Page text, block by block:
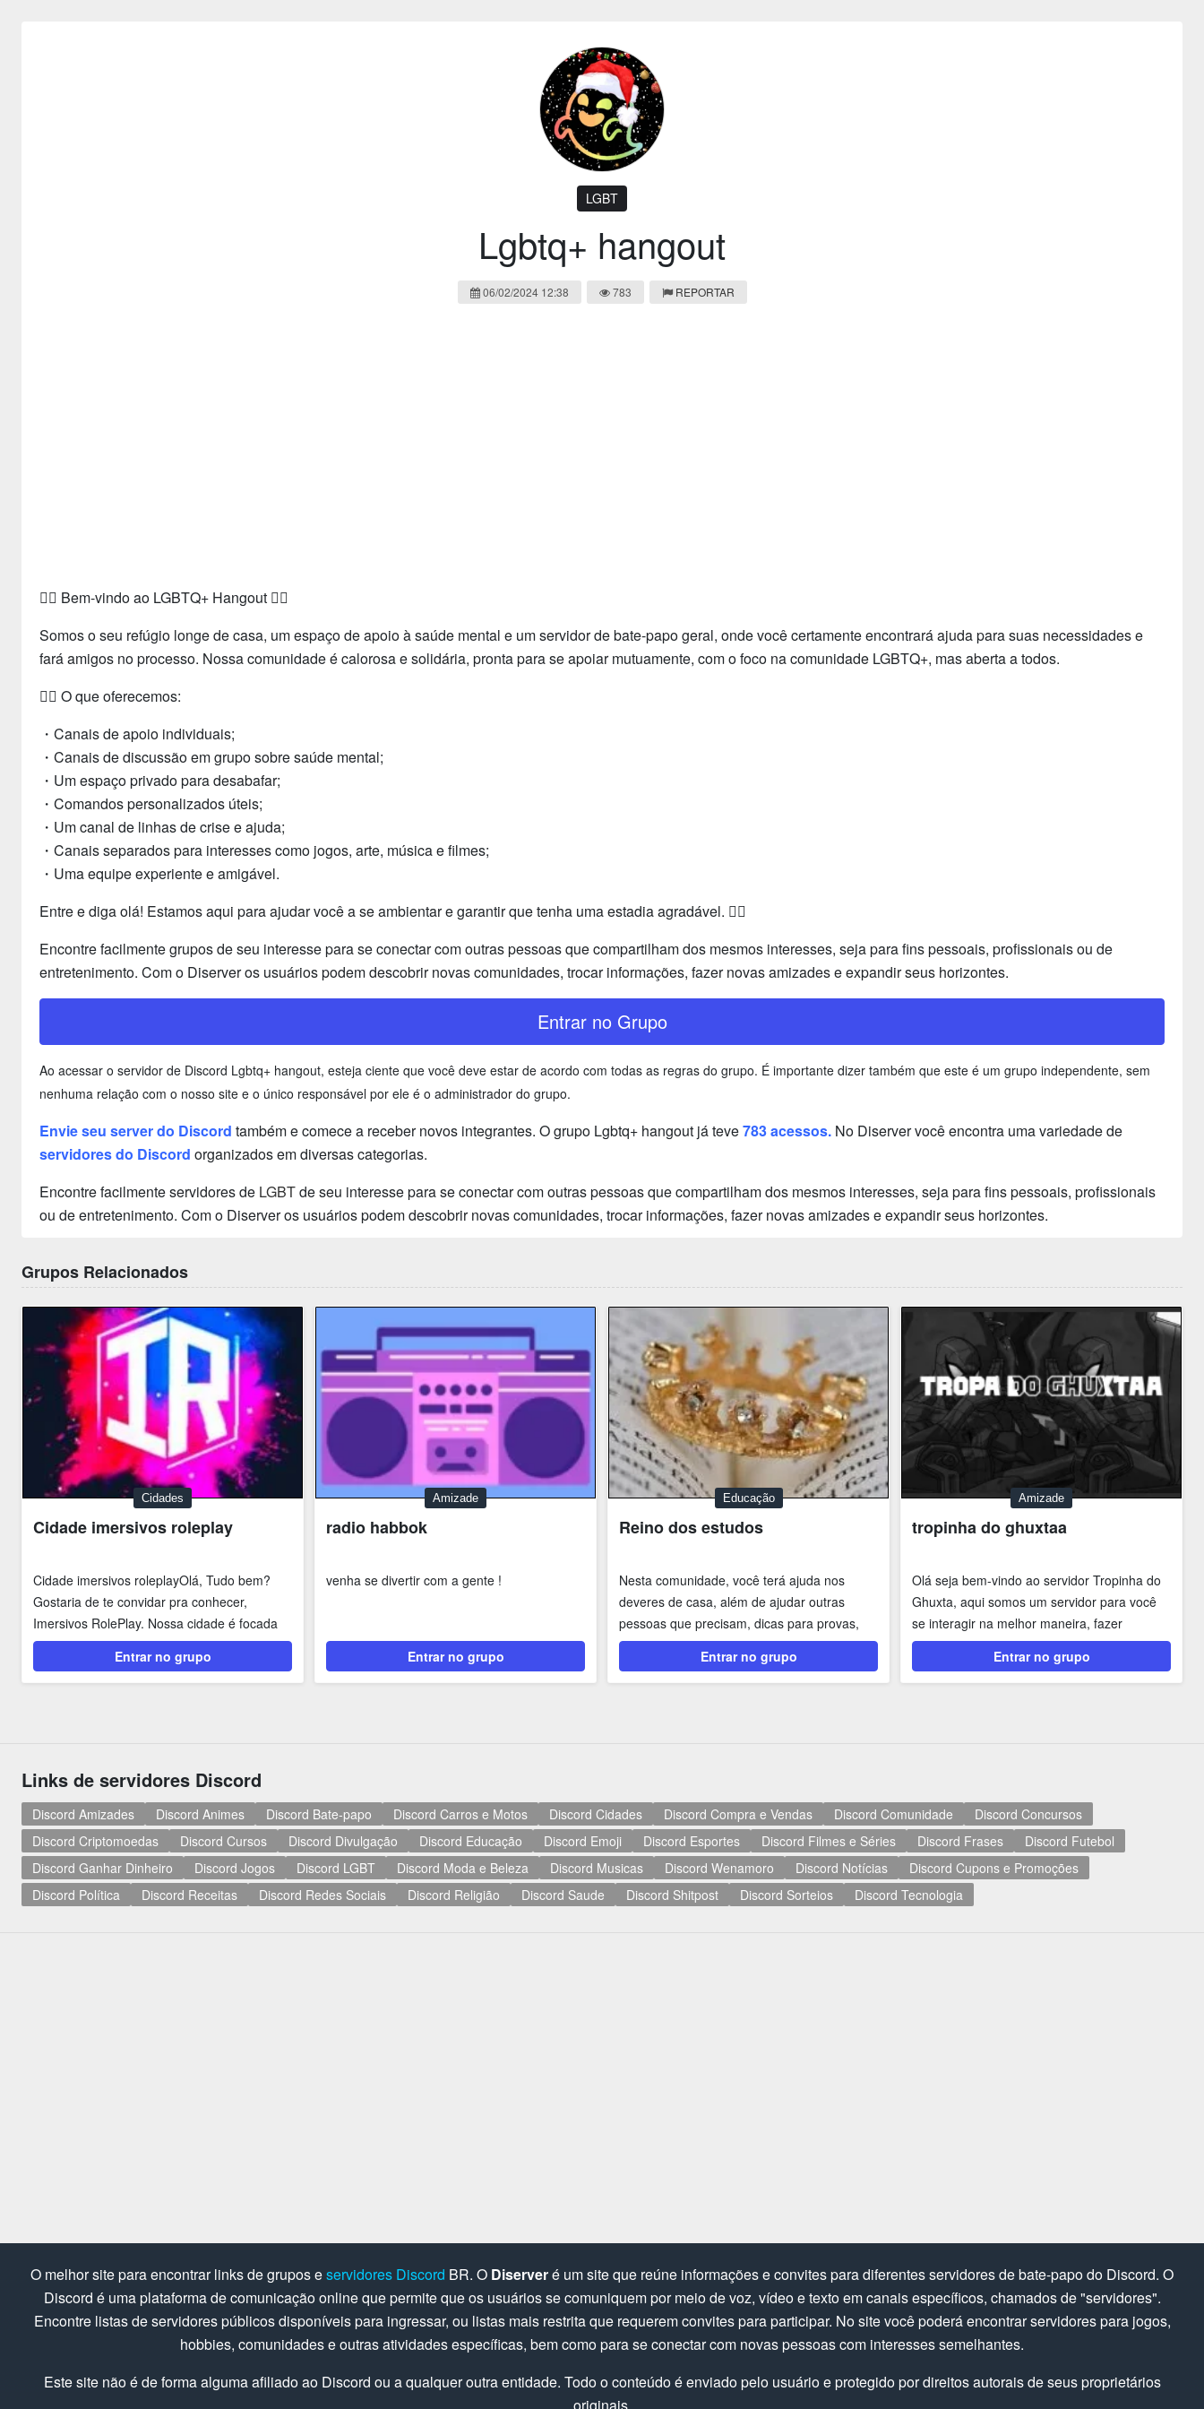
LGBT
Lgbtq+ hangout
06/02/2024 12:38 783 REPORTAR
🏳️‍🌈 Bem-vindo ao LGBTQ+ Hangout 🏳️‍🌈
Somos o seu refúgio longe de casa, um espaço de apoio à saúde mental e um servidor de bate-papo geral, onde você certamente encontrará ajuda para suas necessidades e
fará amigos no processo. Nossa comunidade é calorosa e solidária, pronta para se apoiar mutuamente, com o foco na comunidade LGBTQ+, mas aberta a todos.
🏳️‍🌈 O que oferecemos:
・Canais de apoio individuais;
・Canais de discussão em grupo sobre saúde mental;
・Um espaço privado para desabafar;
・Comandos personalizados úteis;
・Um canal de linhas de crise e ajuda;
・Canais separados para interesses como jogos, arte, música e filmes;
・Uma equipe experiente e amigável.
Entre e diga olá! Estamos aqui para ajudar você a se ambientar e garantir que tenha uma estadia agradável. 🏳️‍🌈
Encontre facilmente grupos de seu interesse para se conectar com outras pessoas que compartilham dos mesmos interesses, seja para fins pessoais, profissionais ou de
entretenimento. Com o Diserver os usuários podem descobrir novas comunidades, trocar informações, fazer novas amizades e expandir seus horizontes.
Entrar no Grupo
Ao acessar o servidor de Discord Lgbtq+ hangout, esteja ciente que você deve estar de acordo com todas as regras do grupo. É importante dizer também que este é um grupo independente, sem
nenhuma relação com o nosso site e o único responsável por ele é o administrador do grupo.
Envie seu server do Discord também e comece a receber novos integrantes. O grupo Lgbtq+ hangout já teve783 acessos. No Diserver você encontra uma variedade de
servidores do Discord organizados em diversas categorias.
Encontre facilmente servidores de LGBTde seu interesse para se conectar com outras pessoas que compartilham dos mesmos interesses, seja para fins pessoais, profissionais
ou de entretenimento. Com o Diserver os usuários podem descobrir novas comunidades, trocar informações, fazer novas amizades e expandir seus horizontes.
Grupos Relacionados
Cidades
Cidade imersivos roleplay
Cidade imersivos roleplayOlá, Tudo bem?
Gostaria de te convidar pra conhecer,
Imersivos RolePlay. Nossa cidade é focada
no ROLEPLAY...
Entrar no grupo
Amizade
radio habbok
venha se divertir com a gente !
Entrar no grupo
Educação
Reino dos estudos
Nesta comunidade, você terá ajuda nos
deveres de casa, além de ajudar outras
pessoas que precisam, dicas para provas,
resumos, você...
Entrar no grupo
Amizade
tropinha do ghuxtaa
Olá seja bem-vindo ao servidor Tropinha do
Ghuxta, aqui somos um servidor para você
se interagir na melhor maneira, fazer
amizades, ouvir...
Entrar no grupo
Links de servidores Discord
Discord Amizades Discord Animes Discord Bate-papo Discord Carros e Motos Discord Cidades Discord Compra e Vendas Discord Comunidade
Discord Concursos
Discord Criptomoedas
Discord Cursos Discord Divulgação Discord Educação Discord Emoji Discord Esportes Discord Filmes e Séries Discord Frases
Discord Futebol
Discord Ganhar Dinheiro
Discord Jogos Discord LGBT Discord Moda e Beleza Discord Musicas Discord Wenamoro Discord Notícias
Discord Cupons e Promoções
Discord Política
Discord Receitas Discord Redes Sociais Discord Religião Discord Saude Discord Shitpost Discord Sorteios Discord Tecnologia
O melhor site para encontrar links de grupos eservidores Discord BR. O Diserveré um site que reúne informações e convites para diferentes servidores de bate-papo do Discord. O
Discord é uma plataforma de comunicação online que permite que os usuários se comuniquem por meio de voz, vídeo e texto em canais específicos, chamados de "servidores".
Encontre listas de servidores públicos disponíveis para ingressar, ou listas mais restrita que requerem convites para participar. No site você poderá encontrar servidores para jogos,
hobbies, comunidades e outras atividades específicas, bem como para se conectar com novas pessoas com interesses semelhantes.
Este site não é de forma alguma afiliado ao Discord ou a qualquer outra entidade. Todo o conteúdo é enviado pelo usuário e protegido por direitos autorais de seus proprietários